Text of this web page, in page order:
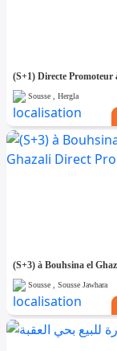
Sousse , Hergla
Sousse , Sousse Jawhara